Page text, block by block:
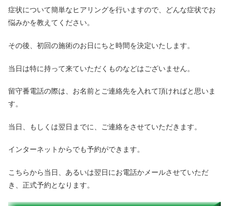
症状について簡単なヒアリングを行いますので、どんな症状でお
悩みかを教えてください。
その後、初回の施術のお日にちと時間を決定いたします。
当日は特に持って来ていただくものなどはございません。
留守番電話の際は、お名前とご連絡先を入れて頂ければと思いま
す。
当日、もしくは翌日までに、ご連絡をさせていただきます。
インターネットからでも予約ができます。
こちらから当日、あるいは翌日にお電話かメールさせていただ
き、正式予約となります。